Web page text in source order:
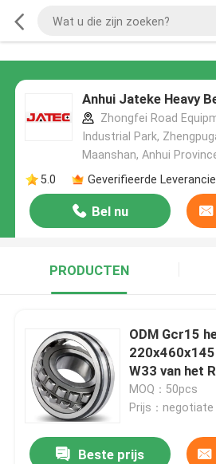
Anhui Jateke Heavy
Zhongfei Road
Industrial Park,
Maanshan, Anhui
5.0
Geverifieerde
Bel nu
PRODUCTEN
ODM Gcr15
W33 van het
MOQ：50pcs
Prijs：negotiate
Beste prijs